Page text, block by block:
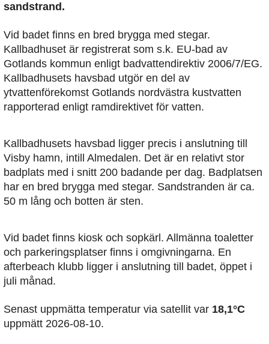
sandstrand.
Vid badet finns en bred brygga med stegar.
Kallbadhuset är registrerat som s.k. EU-bad av
Gotlands kommun enligt badvattendirektiv 2006/7/EG.
Kallbadhusets havsbad utgör en del av
ytvattenförekomst Gotlands nordvästra kustvatten
rapporterad enligt ramdirektivet för vatten.
Kallbadhusets havsbad ligger precis i anslutning till
Visby hamn, intill Almedalen. Det är en relativt stor
badplats med i snitt 200 badande per dag. Badplatsen
har en bred brygga med stegar. Sandstranden är ca.
50 m lång och botten är sten.
Vid badet finns kiosk och sopkärl. Allmänna toaletter
och parkeringsplatser finns i omgivningarna. En
afterbeach klubb ligger i anslutning till badet, öppet i
juli månad.
Senast uppmätta temperatur via satellit var 18,1°C
uppmätt 2026-08-10.